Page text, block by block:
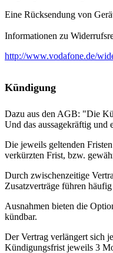
Eine Rücksendung von
Informationen zu
http://www.vodafone.de/
Kündigung
Dazu aus den AGB: "Die
Und das aussagekräftig und
Die jeweils geltenden
verkürzten Frist, bzw.
Durch zwischenzeitige
Zusatzverträge führen
Ausnahmen bieten die
kündbar.
Der Vertrag verlängert sich
Kündigungsfrist jeweils 3